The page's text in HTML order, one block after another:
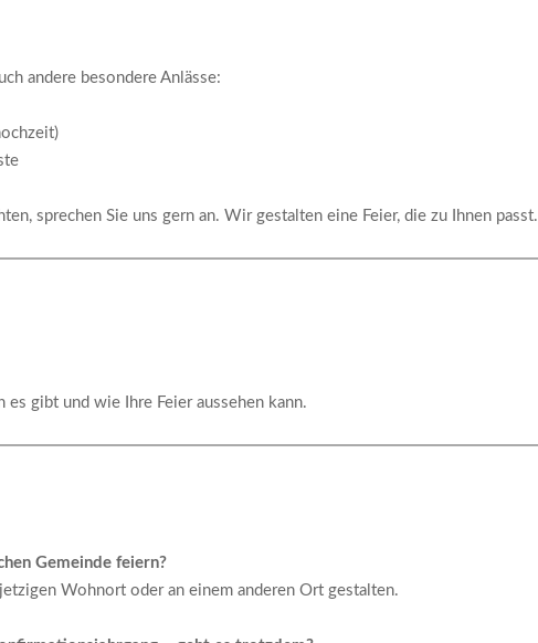
andere besondere Anlässe:
sprechen Sie uns gern an. Wir gestalten eine Feier, die zu Ihnen passt.
gibt und wie Ihre Feier aussehen kann.
Gemeinde feiern?
Wohnort oder an einem anderen Ort gestalten.